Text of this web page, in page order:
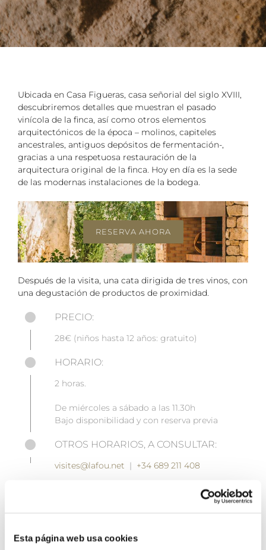
Esta página web usa cookies
Ubicada en Casa Figueras, casa señorial del siglo XVIII,
descubriremos detalles que muestran el pasado
vinícola de la finca, así como otros elementos
arquitectónicos de la época – molinos, capiteles
ancestrales, antiguos depósitos de fermentación-,
gracias a una respetuosa restauración de la
arquitectura original de la finca. Hoy en día es la sede
de las modernas instalaciones de la bodega.
RESERVA AHORA
Después de la visita, una cata dirigida de tres vinos, con
una degustación de productos de proximidad.
PRECIO:
28€ (niños hasta 12 años: gratuito)
HORARIO:
2 horas.
De miércoles a sábado a las 11.30h
Bajo disponibilidad y con reserva previa
OTROS HORARIOS, A CONSULTAR:
visites@lafou.net | +34 689 211 408
(Esta actividad se realizará si se alcanza el mínimo de 4
personas. En caso que no, se contactará para cambiar